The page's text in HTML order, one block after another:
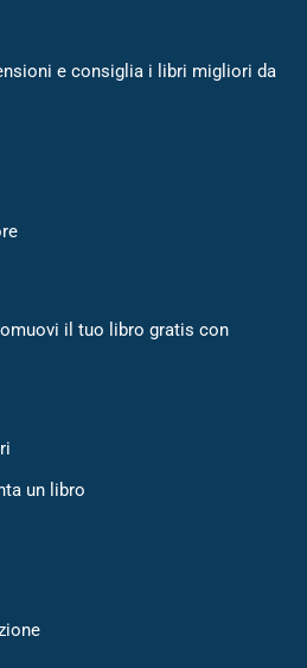
e consiglia i libri migliori da
il tuo libro gratis con
un libro